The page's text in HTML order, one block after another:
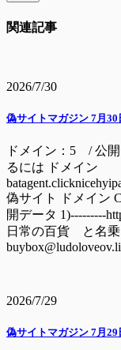
関連記事
2026/7/30
偽サイトマガジン 7月30
ドメイン：5 / 公
るには ドメイン
偽サイト ドメイン
開データ 1)---------
日常の百貨 と名乗
2026/7/29
偽サイトマガジン 7月29